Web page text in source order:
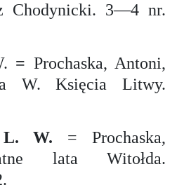
Chodynicki. 3—4 nr.
= Prochaska, Antoni,
W. Księcia Litwy.
L. W. = Prochaska,
lata Witołda.